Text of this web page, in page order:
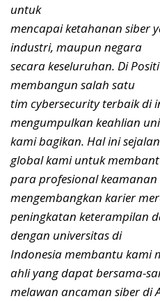
untuk
mencapai ketahanan siber
industri, maupun negara
secara keseluruhan. Di
membangun salah satu
tim cybersecurity terbaik di
mengumpulkan keahlian
kami bagikan. Hal ini
global kami untuk
para profesional
mengembangkan karier
peningkatan keterampilan
dengan universitas di
Indonesia membantu kami
ahli yang dapat bersama-
melawan ancaman siber di